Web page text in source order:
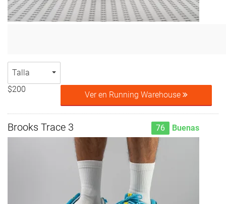
Talla
$200
Ver en Running Warehouse
Brooks Trace 3 76 Buenas